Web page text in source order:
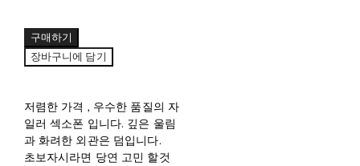
구매하기
장바구니에 담기
저렴한 가격 , 우수한 품질의 자
일러 섹소폰 입니다. 깊은 울림
과 화려한 외관은 덤입니다.
초보자시라면 당연 고민 할것